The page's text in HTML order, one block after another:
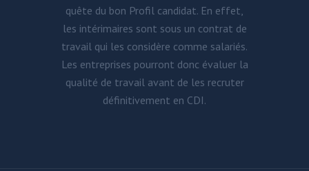
quête du bon Profil candidat. En effet,
les intérimaires sont sous un contrat de
travail qui les considère comme salariés.
Les entreprises pourront donc évaluer la
qualité de travail avant de les recruter
définitivement en CDI.